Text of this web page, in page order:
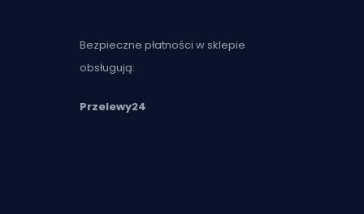
Bezpieczne płatności w sklepie
obsługują:
Przelewy24